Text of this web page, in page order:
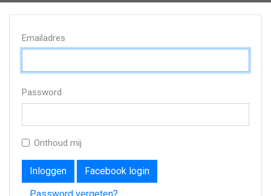
Emailadres
Password
Onthoud mij
Inloggen
Facebook login